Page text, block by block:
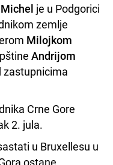
je u Podgorici
zemlje
Milojkom
Andrijom
zastupnicima
Crne Gore
2. jula.
u Bruxellesu u
ostane